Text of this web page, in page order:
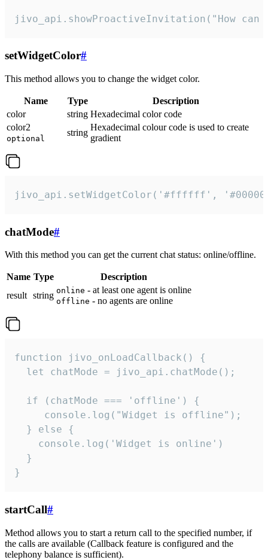
jivo_api.showProactiveInvitation("How
setWidgetColor#
This method allows you to change the widget color.
Name Type
Description
color
string Hexadecimal color code
color2
optional
string
Hexadecimal colour code is used to create
gradient
jivo_api.setWidgetColor('#ffffff',
chatMode#
With this method you can get the current chat status: online/offline.
Name Type
Description
result string online - at least one agent is online
offline - no agents are online
function jivo_onLoadCallback() {
  let chatMode = jivo_api.chatMode();
  if (chatMode === 'offline') {
     console.log("Widget is offline");
  } else {
    console.log('Widget is online')
  }
}
startCall#
Method allows you to start a return call to the specified number, if
the calls are available (Callback feature is configured and the
telephony balance is sufficient).